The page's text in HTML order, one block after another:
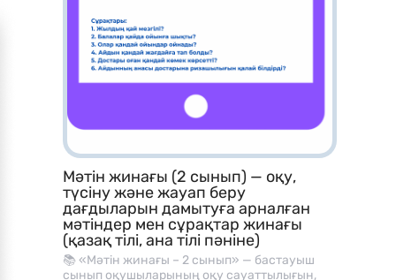
Мәтін жинағы (2 сынып) — оқу,
түсіну және жауап беру
дағдыларын дамытуға арналған
мәтіндер мен сұрақтар жинағы
(қазақ тілі, ана тілі пәніне)
📚 «Мәтін жинағы – 2 сынып» — бастауыш
сынып оқушыларының оқу сауаттылығын,